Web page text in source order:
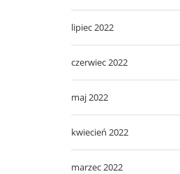
lipiec 2022
czerwiec 2022
maj 2022
kwiecień 2022
marzec 2022